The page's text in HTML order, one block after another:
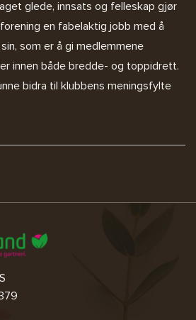
glede, innsats og felleskap gjør
en fabelaktig jobb med å
som er å gi medlemmene
innen både bredde- og toppidrett.
bidra til klubbens meningsfylte